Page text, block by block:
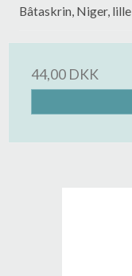
Bâtaskrin, Niger, lille
44,00 DKK